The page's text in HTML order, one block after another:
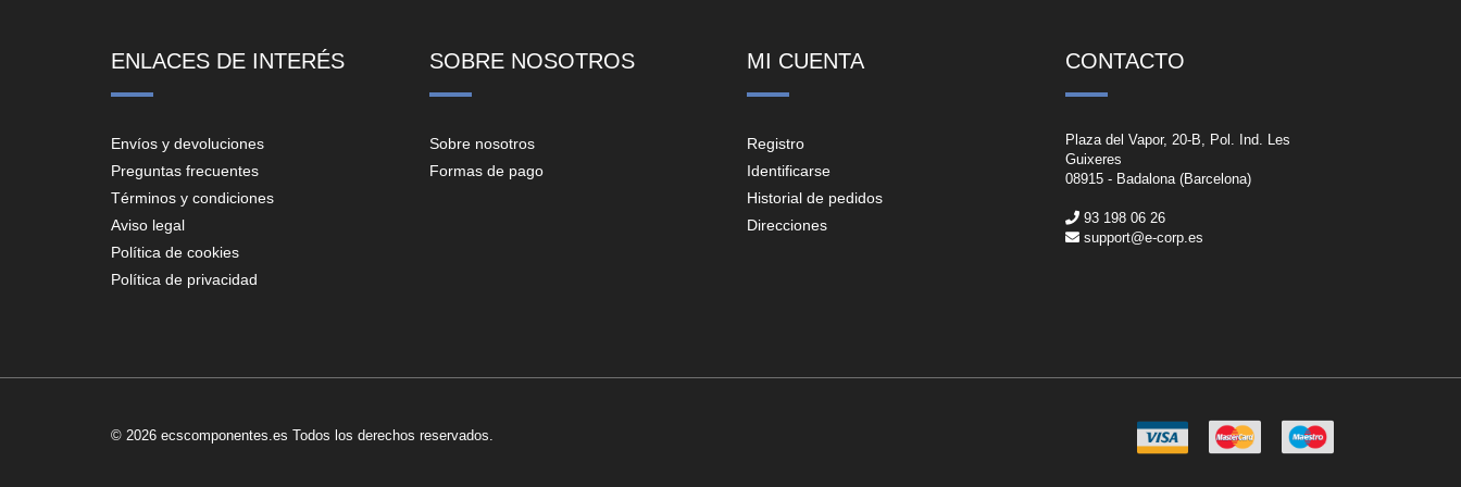
ENLACES DE INTERÉS
Envíos y devoluciones
Preguntas frecuentes
Términos y condiciones
Aviso legal
Política de cookies
Política de privacidad
SOBRE NOSOTROS
Sobre nosotros
Formas de pago
MI CUENTA
Registro
Identificarse
Historial de pedidos
Direcciones
CONTACTO
Plaza del Vapor, 20-B, Pol. Ind. Les
Guixeres
08915 - Badalona (Barcelona)
93 198 06 26
support@e-corp.es
© 2026 ecscomponentes.es Todos los derechos reservados.